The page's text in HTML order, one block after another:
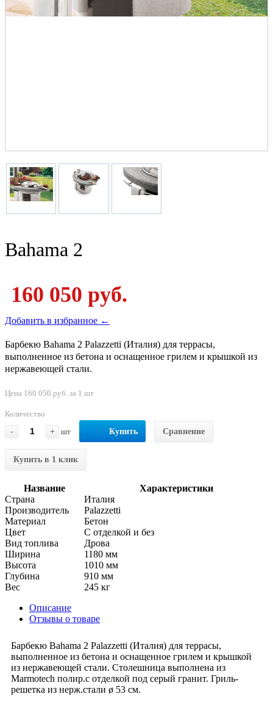
Bahama 2
160 050 руб.
Добавить в избранное ←
Барбекю Bahama 2 Palazzetti (Италия) для террасы,
выполненное из бетона и оснащенное грилем и крышкой из
нержавеющей стали.
Цена 160 050 руб. за 1 шт
Количество
-
+ шт Купить Сравнение
Купить в 1 клик
Название
Характеристики
Страна
Италия
Производитель
Palazzetti
Материал
Бетон
Цвет
С отделкой и без
Вид топлива
Дрова
Ширина
1180 мм
Высота
1010 мм
Глубина
910 мм
Вес
245 кг
Описание
Отзывы о товаре
Барбекю Bahama 2 Palazzetti (Италия) для террасы,
выполненное из бетона и оснащенное грилем и крышкой
из нержавеющей стали. Столешница выполнена из
Marmotech полир.c отделкой под серый гранит. Гриль-
решетка из нерж.стали ø 53 см.